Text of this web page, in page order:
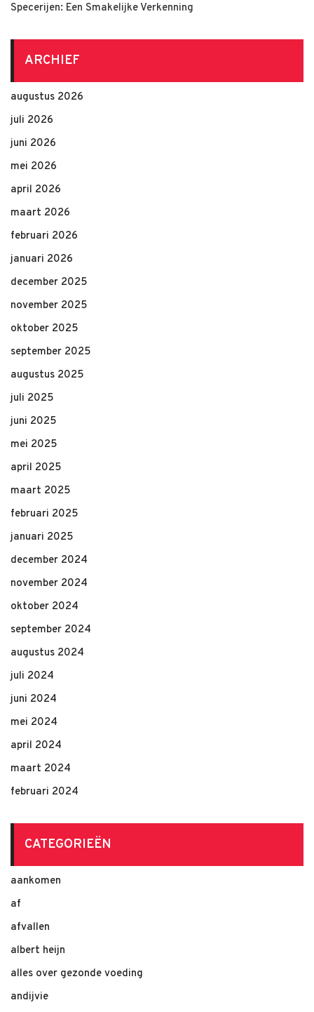
Specerijen: Een Smakelijke Verkenning
ARCHIEF
augustus 2026
juli 2026
juni 2026
mei 2026
april 2026
maart 2026
februari 2026
januari 2026
december 2025
november 2025
oktober 2025
september 2025
augustus 2025
juli 2025
juni 2025
mei 2025
april 2025
maart 2025
februari 2025
januari 2025
december 2024
november 2024
oktober 2024
september 2024
augustus 2024
juli 2024
juni 2024
mei 2024
april 2024
maart 2024
februari 2024
CATEGORIEËN
aankomen
af
afvallen
albert heijn
alles over gezonde voeding
andijvie